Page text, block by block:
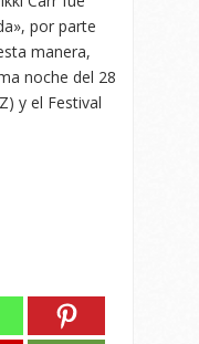
por parte
manera,
noche del 28
y el Festival